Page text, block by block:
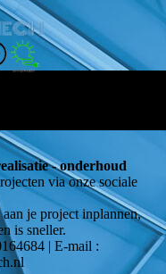
- onderhoud
via onze sociale
je project inplannen,
is sneller.
| E-mail :